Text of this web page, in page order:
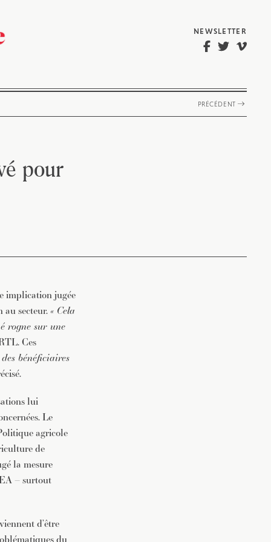
NEWSLETTER
PRÉCÉDENT
pour
implication jugée
au secteur. « Cela
rogne sur une
Ces
bénéficiaires
lui
Le
agricole
de
la mesure
– surtout
d’être